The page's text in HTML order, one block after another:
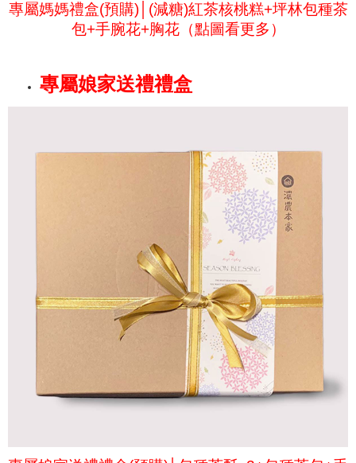
專屬媽媽禮盒(預購)│ (減糖)紅茶核桃糕+坪林包種茶
包+手腕花+胸花（點圖看更多）
專屬娘家送禮禮盒